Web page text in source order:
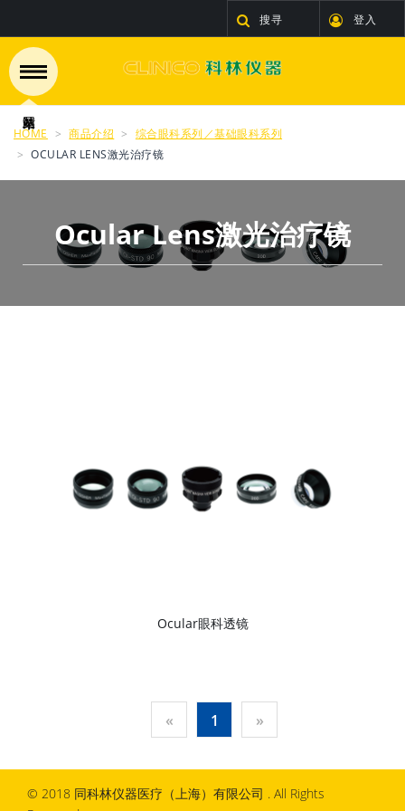
搜寻 登入
HOME 商品介绍
综合眼科系列／基础眼科系列
OCULAR LENS激光治疗镜
Ocular Lens激光治疗镜
Ocular眼科透镜
« 1 »
© 2018 同科林仪器医疗（上海）有限公司 . All Rights